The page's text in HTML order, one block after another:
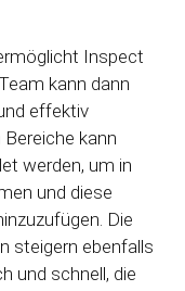
Inspect
kann dann
effektiv
kann
werden, um in
und diese
Die
steigern ebenfalls
und schnell, die